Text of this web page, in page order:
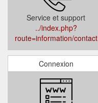
Service et support
../index.php?
route=information/contact
Connexion